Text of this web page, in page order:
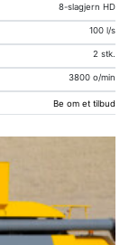
8-slagjern HD
100 l/s
2 stk.
3800 o/min
Be om et tilbud